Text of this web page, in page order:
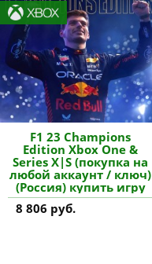
F1 23 Champions
Edition Xbox One &
Series X|S (покупка на
любой аккаунт / ключ)
(Россия) купить игру
8 806 руб.